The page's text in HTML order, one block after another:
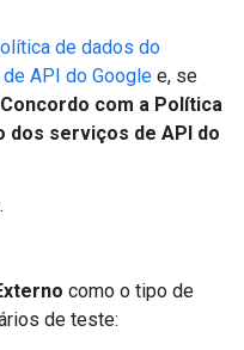
de dados do
API do Google e, se
Concordo com a Política
dos serviços de API do
.
como o tipo de
de teste: